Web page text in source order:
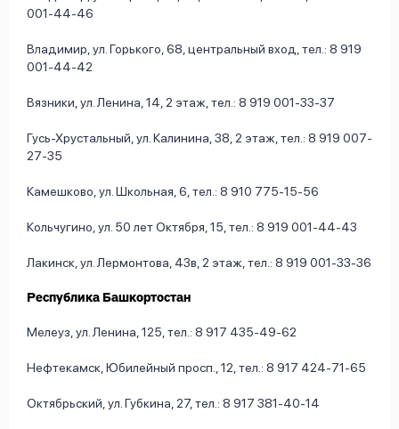
001-44-46
Владимир, ул. Горького, 68, центральный вход, тел.: 8 919
001-44-42
Вязники, ул. Ленина, 14, 2 этаж, тел.: 8 919 001-33-37
Гусь-Хрустальный, ул. Калинина, 38, 2 этаж, тел.: 8 919 007-
27-35
Камешково, ул. Школьная, 6, тел.: 8 910 775-15-56
Кольчугино, ул. 50 лет Октября, 15, тел.: 8 919 001-44-43
Лакинск, ул. Лермонтова, 43в, 2 этаж, тел.: 8 919 001-33-36
Республика Башкортостан
Мелеуз, ул. Ленина, 125, тел.: 8 917 435-49-62
Нефтекамск, Юбилейный просп., 12, тел.: 8 917 424-71-65
Октябрьский, ул. Губкина, 27, тел.: 8 917 381-40-14